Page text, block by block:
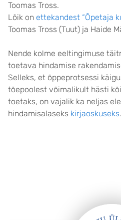
Toomas Tross.
Lõik on ettekandest “Õpetaja
Toomas Tross (Tuut) ja Haide
Nende kolme eeltingimuse
toetava hindamise
Selleks, et õppeprotsessi
tõepoolest võimalikult hästi
toetaks, on vajalik ka neljas
hindamisalaseks kirjaoskuseks.